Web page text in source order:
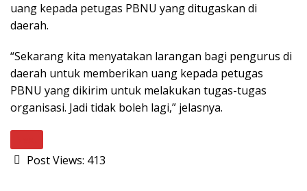
uang kepada petugas PBNU yang ditugaskan di
daerah.
“Sekarang kita menyatakan larangan bagi pengurus di
daerah untuk memberikan uang kepada petugas
PBNU yang dikirim untuk melakukan tugas-tugas
organisasi. Jadi tidak boleh lagi,” jelasnya.
Post Views: 413